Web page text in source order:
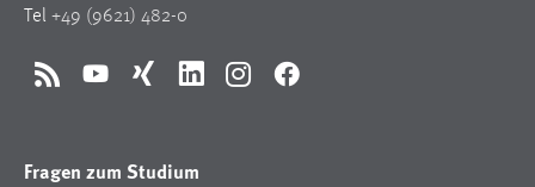
Tel +49 (9621) 482-0
RSS YouTubeXing LinkedInInstagramFacebook
Fragen zum Studium